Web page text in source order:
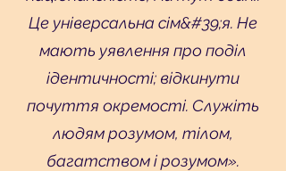
Це універсальна сім&#39;я. Не
мають уявлення про поділ
ідентичності; відкинути
почуття окремості. Служіть
людям розумом, тілом,
багатством і розумом».